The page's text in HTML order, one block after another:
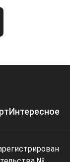
Интересное